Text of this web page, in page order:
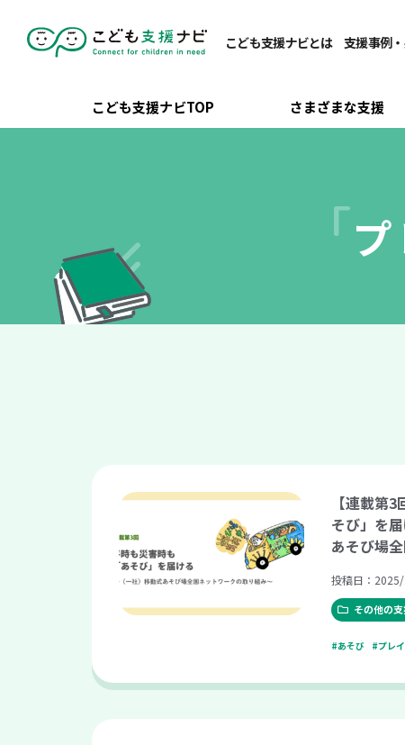
こども支援ナビとは 支援事例
こども支援ナビTOP さまざまな支援
【連載第
そび」を
あそび場
投稿日：
その他の
#あそび #プレ